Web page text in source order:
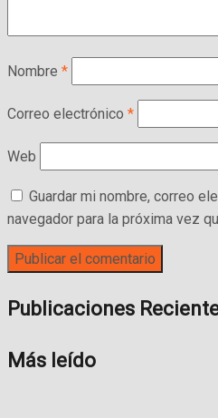
Nombre *
Correo electrónico *
Web
Guardar mi nombre, correo
navegador para la próxima vez
Publicaciones
Más leído